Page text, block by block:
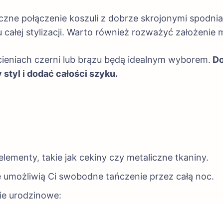
połączenie koszuli z dobrze skrojonymi
stylizacji. Warto również rozważyć założenie
czerni lub brązu będą idealnym wyborem.
i dodać całości szyku.
takie jak cekiny czy metaliczne tkaniny.
Ci swobodne tańczenie przez całą noc.
urodzinowe: